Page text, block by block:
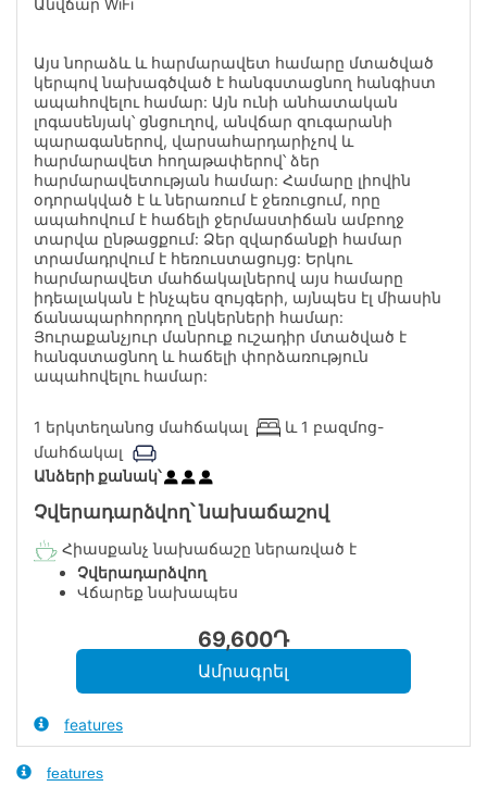
Այս նորաձև և հարմարավետ համարը մտածված
կերպով նախագծված է հանգստացնող հանգիստ
ապահովելու համար: Այն ունի անհատական
լոգասենյակ՝ ցնցուղով, անվճար զուգարանի
պարագաներով, վարսահարդարիչով և
հարմարավետ հողաթափերով՝ ձեր
հարմարավետության համար: Համարը լիովին
օդորակված է և ներառում է ջեռուցում, որը
ապահովում է հաճելի ջերմաստիճան ամբողջ
տարվա ընթացքում: Ձեր զվարճանքի համար
տրամադրվում է հեռուստացույց: Երկու
հարմարավետ մահճակալներով այս համարը
իդեալական է ինչպես զույգերի, այնպես էլ միասին
ճանապարհորդող ընկերների համար:
Յուրաքանչյուր մանրուք ուշադիր մտածված է
հանգստացնող և հաճելի փորձառություն
ապահովելու համար:
1 երկտեղանոց մահճակալ
և 1 բազմոց-
մահճակալ
Անձերի քանակ՝
Չվերադարձվող՝ նախաճաշով
Հիասքանչ նախաճաշը ներառված է
Չվերադարձվող
Վճարեք նախապես
69,600Դ
features
features